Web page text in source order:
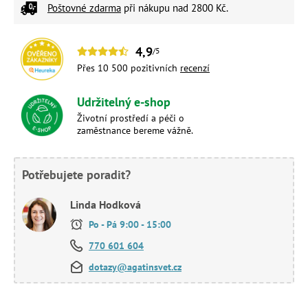
Poštovné zdarma při nákupu nad 2800 Kč.
4,9/5
Přes 10 500 pozitivních recenzí
Udržitelný e-shop
Životní prostředí a péči o
zaměstnance bereme vážně.
Potřebujete poradit?
Linda Hodková
Po - Pá 9:00 - 15:00
770 601 604
dotazy@agatinsvet.cz